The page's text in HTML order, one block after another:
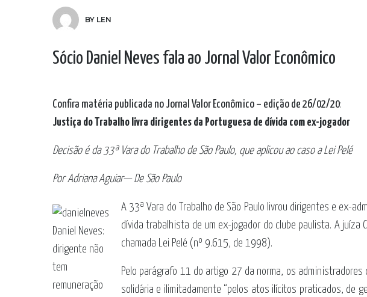
BY LEN
Sócio Daniel Neves fala ao Jornal Valor Econômico
Confira matéria publicada no Jornal Valor Econômico – edição de 26/02/20:
Justiça do Trabalho livra dirigentes da Portuguesa de dívida com ex-jogador
Decisão é da 33ª Vara do Trabalho de São Paulo, que aplicou ao caso a Lei Pelé
Por Adriana Aguiar— De São Paulo
Daniel Neves:
dirigente não
tem
remuneração
A 33ª Vara do Trabalho de São Paulo livrou dirigentes e ex-
dívida trabalhista de um ex-jogador do clube paulista. A juíza
chamada Lei Pelé (nº 9.615, de 1998).
Pelo parágrafo 11 do artigo 27 da norma, os
solidária e ilimitadamente “pelos atos ilícitos praticados, de